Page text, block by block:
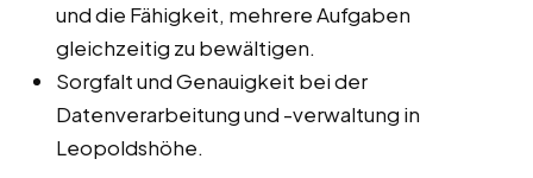
und die Fähigkeit, mehrere Aufgaben
gleichzeitig zu bewältigen.
Sorgfalt und Genauigkeit bei der
Datenverarbeitung und -verwaltung in
Leopoldshöhe.